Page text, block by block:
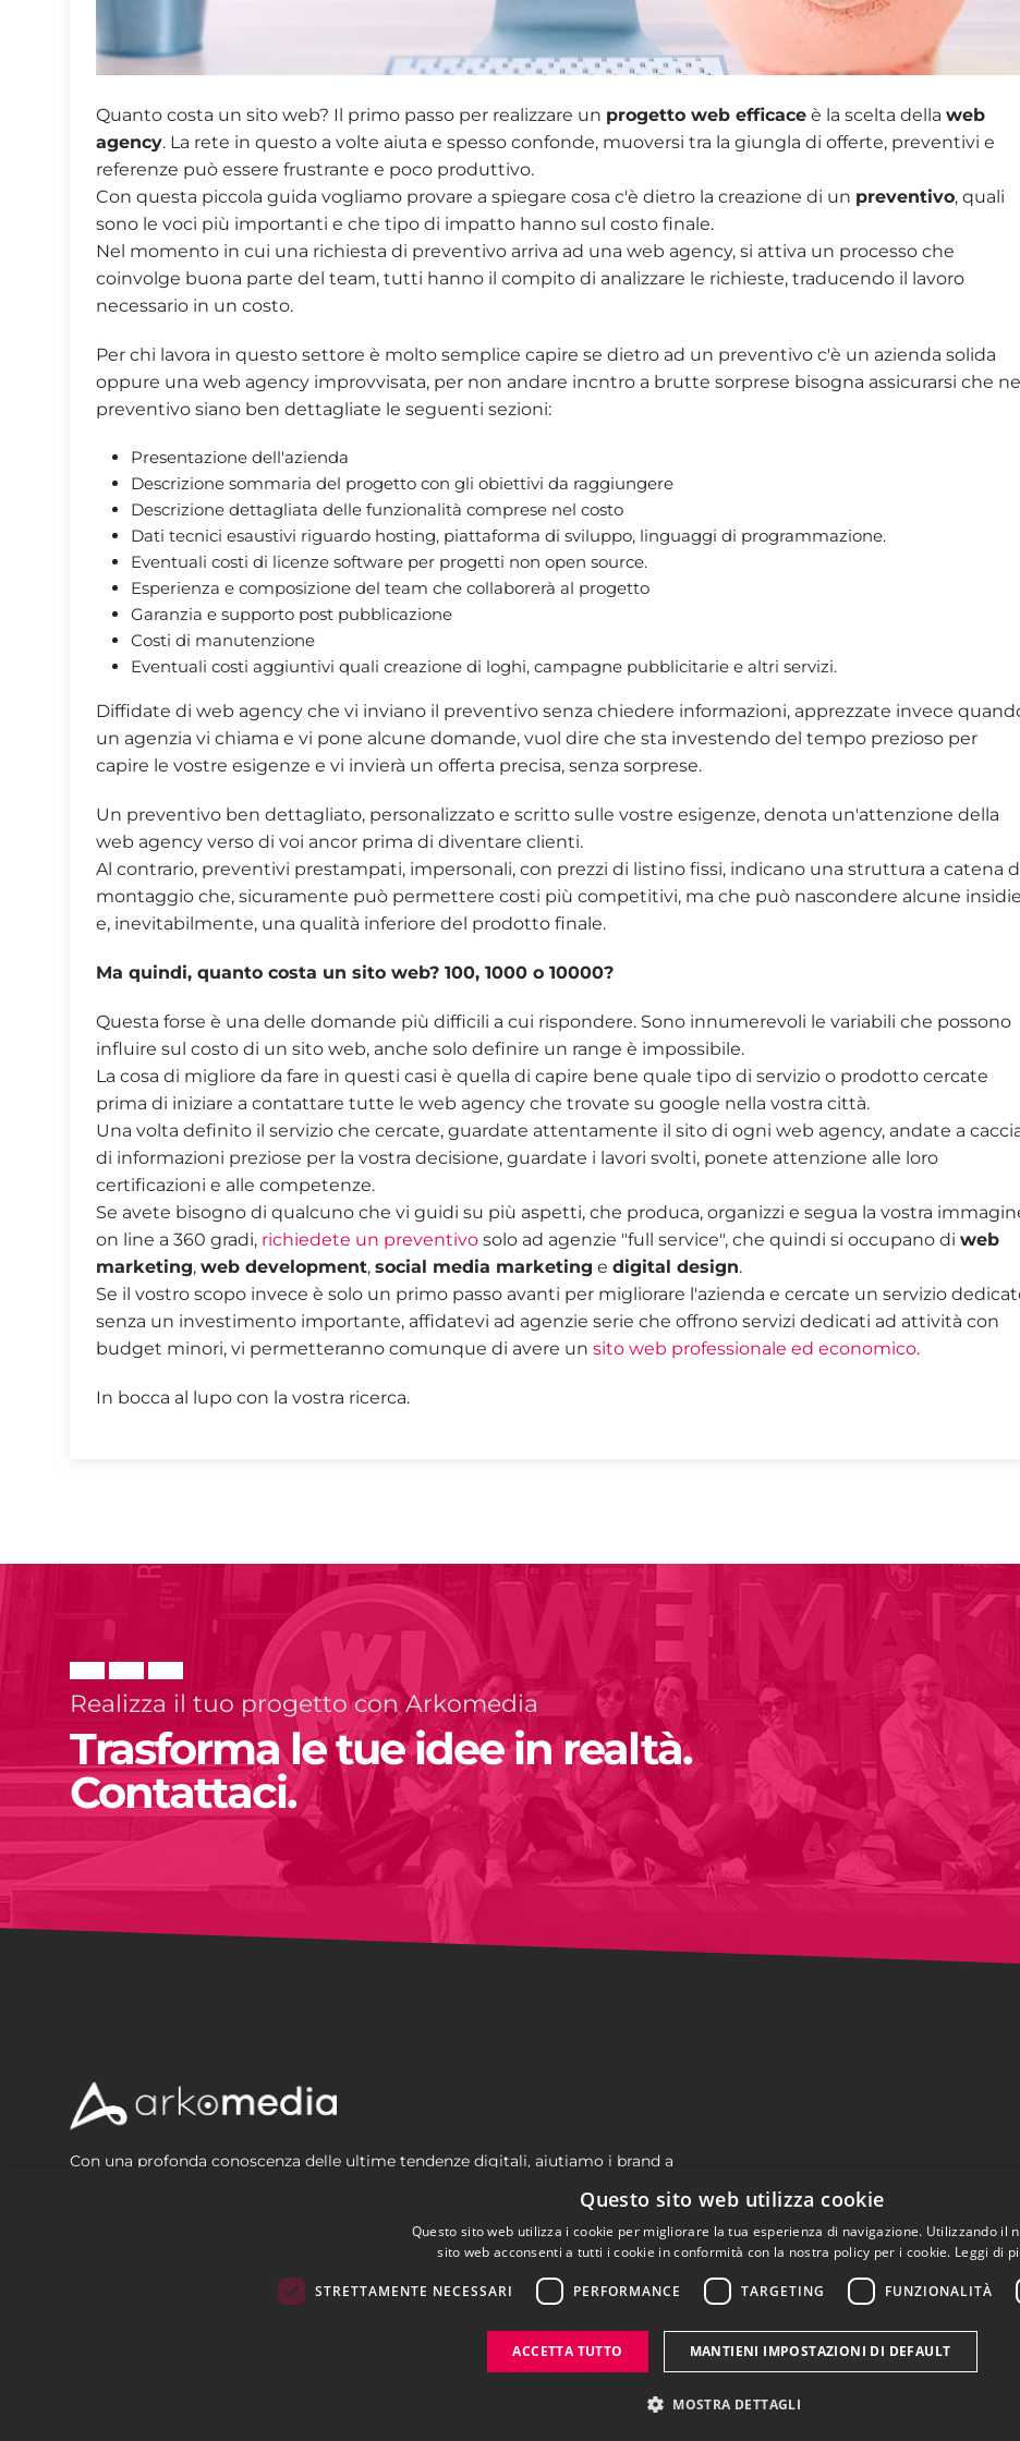
Quanto costa un sito web? Il primo passo per realizzare un progetto web efficace è la scelta della web
agency. La rete in questo a volte aiuta e spesso confonde, muoversi tra la giungla di offerte, preventivi e
referenze può essere frustrante e poco produttivo.
Con questa piccola guida vogliamo provare a spiegare cosa c'è dietro la creazione di un preventivo, quali
sono le voci più importanti e che tipo di impatto hanno sul costo finale.
Nel momento in cui una richiesta di preventivo arriva ad una web agency, si attiva un processo che
coinvolge buona parte del team, tutti hanno il compito di analizzare le richieste, traducendo il lavoro
necessario in un costo.
Per chi lavora in questo settore è molto semplice capire se dietro ad un preventivo c'è un azienda solida
oppure una web agency improvvisata, per non andare incntro a brutte sorprese bisogna assicurarsi che nel
preventivo siano ben dettagliate le seguenti sezioni:
Presentazione dell'azienda
Descrizione sommaria del progetto con gli obiettivi da raggiungere
Descrizione dettagliata delle funzionalità comprese nel costo
Dati tecnici esaustivi riguardo hosting, piattaforma di sviluppo, linguaggi di programmazione.
Eventuali costi di licenze software per progetti non open source.
Esperienza e composizione del team che collaborerà al progetto
Garanzia e supporto post pubblicazione
Costi di manutenzione
Eventuali costi aggiuntivi quali creazione di loghi, campagne pubblicitarie e altri servizi.
Diffidate di web agency che vi inviano il preventivo senza chiedere informazioni, apprezzate invece
un agenzia vi chiama e vi pone alcune domande, vuol dire che sta investendo del tempo prezioso per
capire le vostre esigenze e vi invierà un offerta precisa, senza sorprese.
Un preventivo ben dettagliato, personalizzato e scritto sulle vostre esigenze, denota un'attenzione della
web agency verso di voi ancor prima di diventare clienti.
Al contrario, preventivi prestampati, impersonali, con prezzi di listino fissi, indicano una struttura a catena
montaggio che, sicuramente può permettere costi più competitivi, ma che può nascondere alcune insidie
e, inevitabilmente, una qualità inferiore del prodotto finale.
Ma quindi, quanto costa un sito web? 100, 1000 o 10000?
Questa forse è una delle domande più difficili a cui rispondere. Sono innumerevoli le variabili che possono
influire sul costo di un sito web, anche solo definire un range è impossibile.
La cosa di migliore da fare in questi casi è quella di capire bene quale tipo di servizio o prodotto cercate
prima di iniziare a contattare tutte le web agency che trovate su google nella vostra città.
Una volta definito il servizio che cercate, guardate attentamente il sito di ogni web agency, andate a
di informazioni preziose per la vostra decisione, guardate i lavori svolti, ponete attenzione alle loro
certificazioni e alle competenze.
Se avete bisogno di qualcuno che vi guidi su più aspetti, che produca, organizzi e segua la vostra
on line a 360 gradi, richiedete un preventivo solo ad agenzie "full service", che quindi si occupano di web
marketing, web development, social media marketing e digital design.
Se il vostro scopo invece è solo un primo passo avanti per migliorare l'azienda e cercate un servizio
senza un investimento importante, affidatevi ad agenzie serie che offrono servizi dedicati ad attività con
budget minori, vi permetteranno comunque di avere un sito web professionale ed economico.
In bocca al lupo con la vostra ricerca.
Realizza il tuo progetto con Arkomedia
Trasforma le tue idee in realtà.
Contattaci.
Con una profonda conoscenza delle ultime tendenze digitali, aiutiamo i brand a
crescere e a raggiungere i loro obiettivi di marketing in modo efficace e sostenibile.Questo sito web utilizza cookie
Questo sito web utilizza i cookie per migliorare la tua esperienza di navigazione. Utilizzando il
sito web acconsenti a tutti i cookie in conformità con la nostra policy per i cookie. Leggi di
STRETTAMENTE NECESSARI PERFORMANCE TARGETING FUNZIONALITÀ
ACCETTA TUTTO MANTIENI IMPOSTAZIONI DI DEFAULT
MOSTRA DETTAGLI